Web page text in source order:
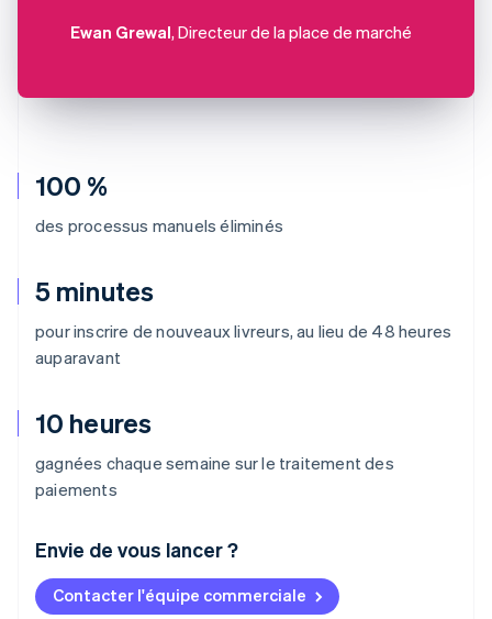
100 %
des processus manuels éliminés
5 minutes
pour inscrire de nouveaux livreurs, au lieu de 48 heures
auparavant
10 heures
gagnées chaque semaine sur le traitement des
paiements
Envie de vous lancer ?
Contacter l'équipe commerciale
Ewan Grewal, Directeur de la place de marché
Allemagne